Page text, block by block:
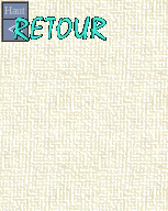
Haut
<=